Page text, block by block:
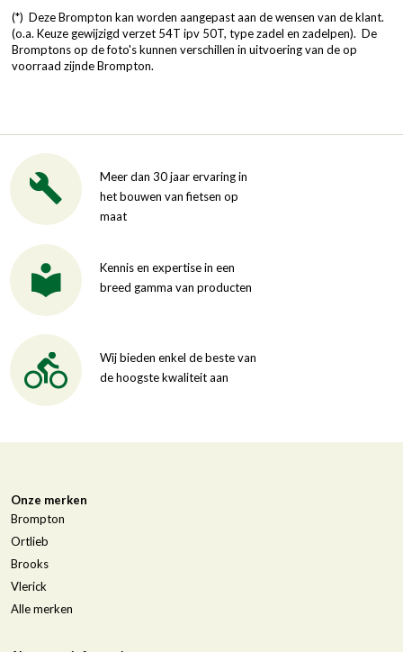
(*) Deze Brompton kan worden aangepast aan de wensen van de klant.
(o.a. Keuze gewijzigd verzet 54T ipv 50T, type zadel en zadelpen). De
Bromptons op de foto's kunnen verschillen in uitvoering van de op
voorraad zijnde Brompton.
Meer dan 30 jaar ervaring in
het bouwen van fietsen op
maat
Kennis en expertise in een
breed gamma van producten
Wij bieden enkel de beste van
de hoogste kwaliteit aan
Onze merken
Brompton
Ortlieb
Brooks
Vlerick
Alle merken